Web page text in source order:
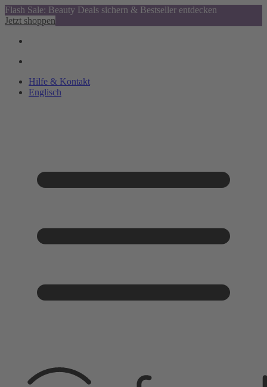
Flash Sale: Beauty Deals sichern & Bestseller entdecken
Jetzt shoppen
Hilfe & Kontakt
Englisch